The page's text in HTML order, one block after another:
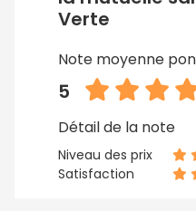
Verte
Note moyenne
5
Détail de la note
Niveau des prix
Satisfaction